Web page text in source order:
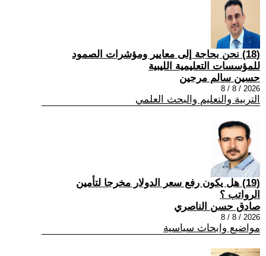
(18) نحن بحاجة إلى معايير ومؤشرات الصمود
للمؤسسات التعليمية الليبية
حسين سالم مرجين
2026 / 8 / 8
التربية والتعليم والبحث العلمي
(19) هل يكون رفع سعر الدولار مخرجا لتأمين
الرواتب ؟
صادق حسن الناصري
2026 / 8 / 8
مواضيع وابحاث سياسية